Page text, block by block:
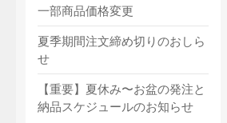
一部商品価格変更
夏季期間注文締め切りのおしら
せ
【重要】夏休み〜お盆の発注と
納品スケジュールのお知らせ